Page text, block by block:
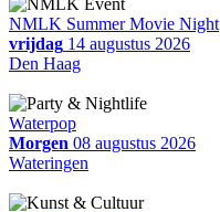
NMLK Summer Movie Night
vrijdag 14 augustus 2026
Den Haag
Waterpop
Morgen 08 augustus 2026
Wateringen